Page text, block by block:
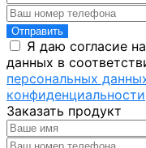
Отправить
Я даю согласие
данных в
персональных
конфиденциальности
Заказать продукт